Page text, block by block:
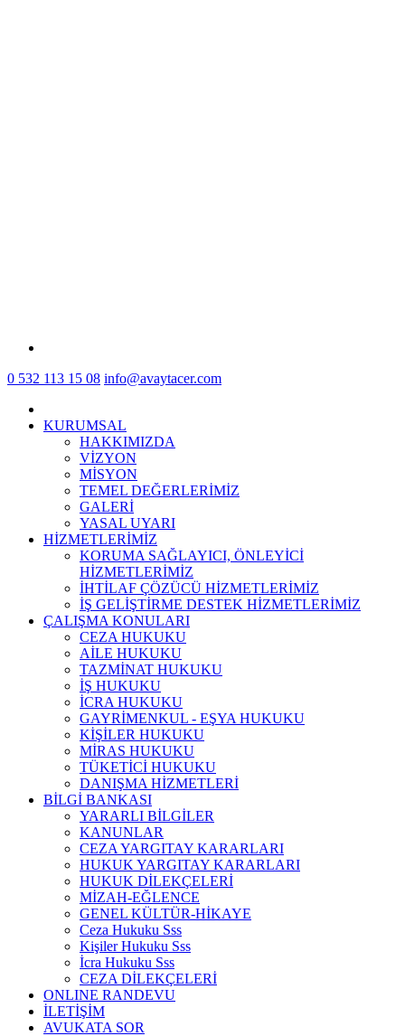
0 532 113 15 08 info@avaytacer.com
KURUMSAL
HAKKIMIZDA
VİZYON
MİSYON
TEMEL DEĞERLERİMİZ
GALERİ
YASAL UYARI
HİZMETLERİMİZ
KORUMA SAĞLAYICI, ÖNLEYİCİ
HİZMETLERİMİZ
İHTİLAF ÇÖZÜCÜ HİZMETLERİMİZ
İŞ GELİŞTİRME DESTEK HİZMETLERİMİZ
ÇALIŞMA KONULARI
CEZA HUKUKU
AİLE HUKUKU
TAZMİNAT HUKUKU
İŞ HUKUKU
İCRA HUKUKU
GAYRİMENKUL - EŞYA HUKUKU
KİŞİLER HUKUKU
MİRAS HUKUKU
TÜKETİCİ HUKUKU
DANIŞMA HİZMETLERİ
BİLGİ BANKASI
YARARLI BİLGİLER
KANUNLAR
CEZA YARGITAY KARARLARI
HUKUK YARGITAY KARARLARI
HUKUK DİLEKÇELERİ
MİZAH-EĞLENCE
GENEL KÜLTÜR-HİKAYE
Ceza Hukuku Sss
Kişiler Hukuku Sss
İcra Hukuku Sss
CEZA DİLEKÇELERİ
ONLINE RANDEVU
İLETİŞİM
AVUKATA SOR